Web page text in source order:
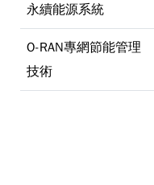
永續能源系統
O-RAN專網節能管理
技術